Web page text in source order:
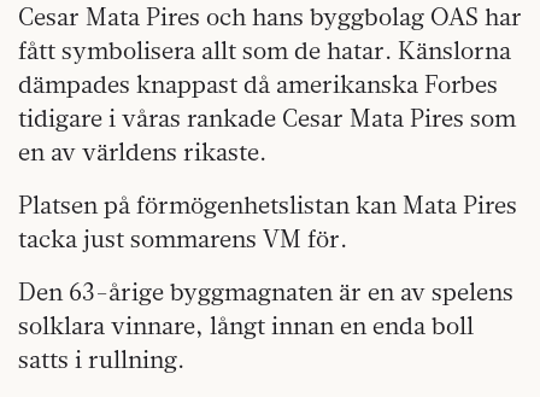
Cesar Mata Pires och hans byggbolag OAS har
fått symbolisera allt som de hatar. Känslorna
dämpades knappast då amerikanska Forbes
tidigare i våras rankade Cesar Mata Pires som
en av världens rikaste.
Platsen på förmögenhetslistan kan Mata Pires
tacka just sommarens VM för.
Den 63-årige byggmagnaten är en av spelens
solklara vinnare, långt innan en enda boll
satts i rullning.